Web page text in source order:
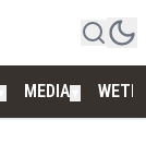
MEDIA